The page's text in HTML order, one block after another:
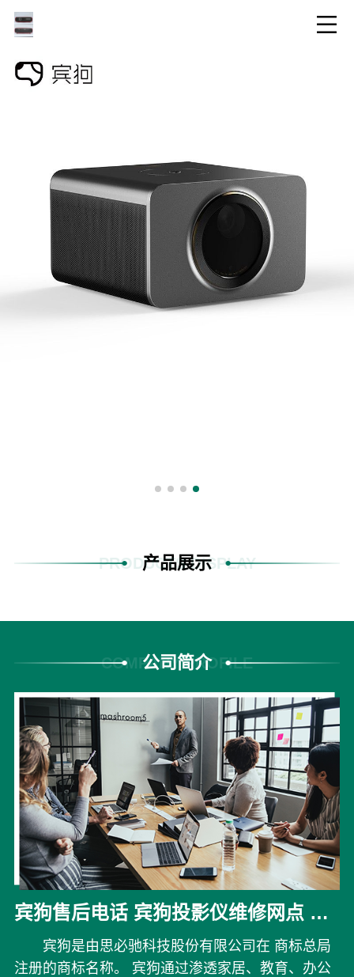
产品展示
PRODUCTS DISPLAY
公司简介
COMPANY PROFILE
宾狗售后电话 宾狗投影仪维修网点 M6无法开机 暗屏
宾狗是由思必驰科技股份有限公司在 商标总局
注册的商标名称。 宾狗通过渗透家居、教育、办公